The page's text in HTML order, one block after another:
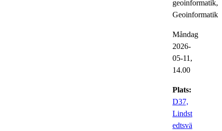
geoinformatik,
Geoinformatik
Måndag
2026-
05-11,
14.00
Plats:
D37,
Lindst
edtsvä